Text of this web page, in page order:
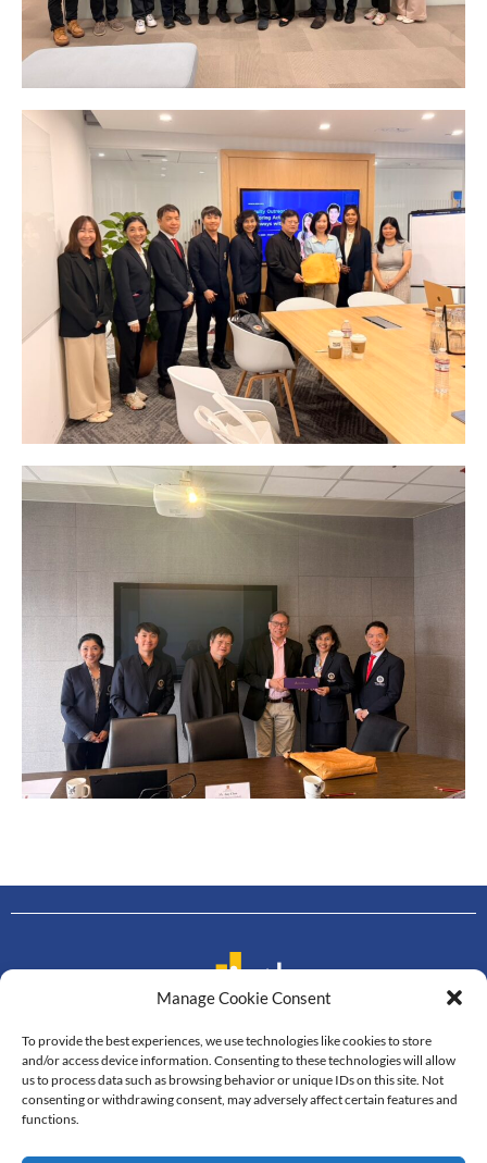
Manage Cookie Consent
To provide the best experiences, we use technologies like cookies to store
and/or access device information. Consenting to these technologies will allow
us to process data such as browsing behavior or unique IDs on this site. Not
consenting or withdrawing consent, may adversely affect certain features and
functions.
Contact us
Department of Mathematics
Faculty of Science, Mahidol University